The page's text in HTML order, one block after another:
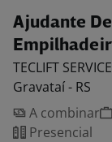
Ajudante
TECLIFT
Gravataí - RS
A combinar
Presencial